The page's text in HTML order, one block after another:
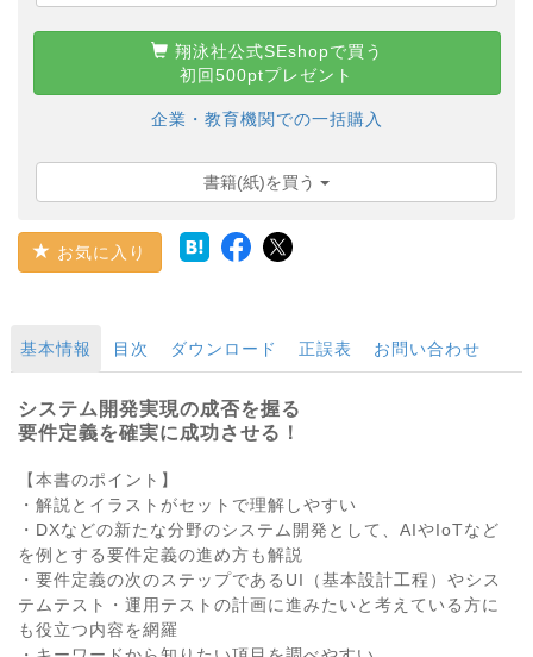
翔泳社公式SEshopで買う
初回500ptプレゼント
企業・教育機関での一括購入
書籍(紙)を買う
お気に入り
基本情報 目次 ダウンロード 正誤表 お問い合わせ
システム開発実現の成否を握る
要件定義を確実に成功させる！
【本書のポイント】
・解説とイラストがセットで理解しやすい
・DXなどの新たな分野のシステム開発として、AIやIoTなど
を例とする要件定義の進め方も解説
・要件定義の次のステップであるUI（基本設計工程）やシス
テムテスト・運用テストの計画に進みたいと考えている方に
も役立つ内容を網羅